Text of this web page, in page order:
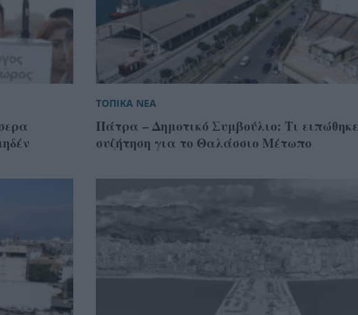
ΤΟΠΙΚΑ ΝΕΑ
Πάτρα – Δημοτικό Συμβούλιο: Τι
συζήτηση για το Θαλάσσιο Μέτωπο